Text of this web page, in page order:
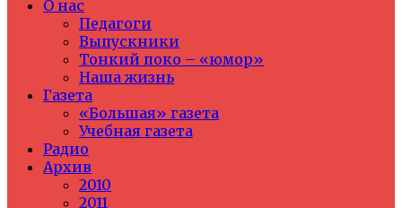
О нас
Педагоги
Выпускники
Тонкий поко – «юмор»
Наша жизнь
Газета
«Большая» газета
Учебная газета
Радио
Архив
2010
2011